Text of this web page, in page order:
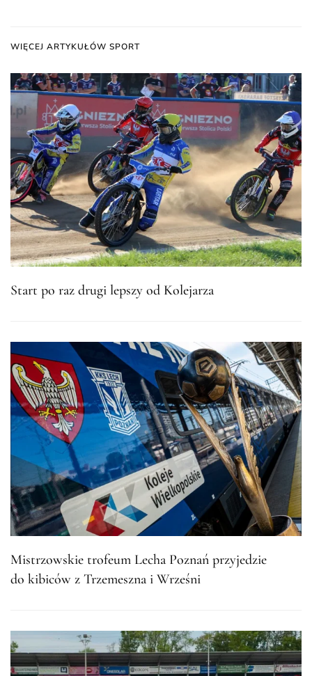
WIĘCEJ ARTYKUŁÓW SPORT
Start po raz drugi lepszy od Kolejarza
Mistrzowskie trofeum Lecha Poznań przyjedzie
do kibiców z Trzemeszna i Wrześni